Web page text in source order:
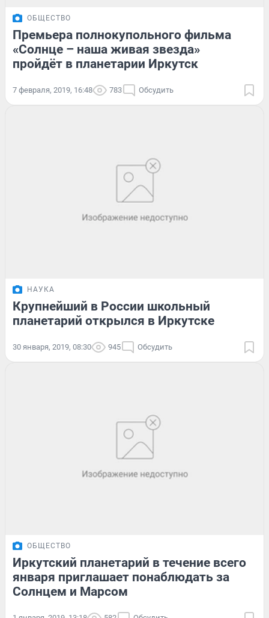
ОБЩЕСТВО
Премьера полнокупольного фильма
«Солнце – наша живая звезда»
пройдёт в планетарии Иркутск
7 февраля, 2019, 16:48 783 Обсудить
НАУКА
Крупнейший в России школьный
планетарий открылся в Иркутске
30 января, 2019, 08:30 945 Обсудить
ОБЩЕСТВО
Иркутский планетарий в течение всего
января приглашает понаблюдать за
Солнцем и Марсом